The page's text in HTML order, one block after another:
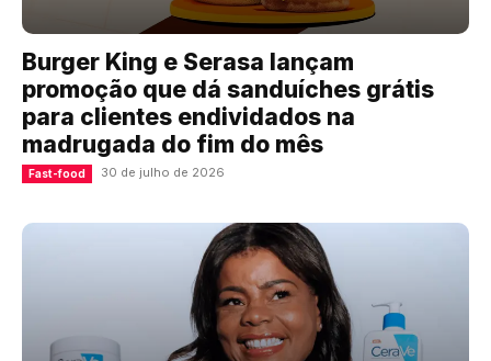
Burger King e Serasa lançam
promoção que dá sanduíches grátis
para clientes endividados na
madrugada do fim do mês
Fast-food 30 de julho de 2026